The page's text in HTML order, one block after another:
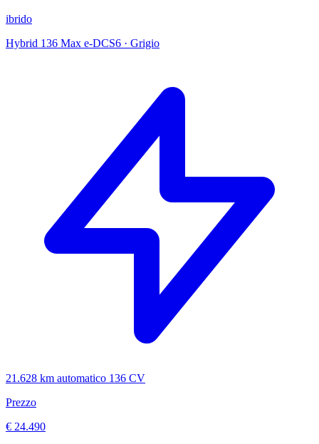
ibrido
Hybrid 136 Max e-DCS6 · Grigio
21.628 km automatico 136 CV
Prezzo
€ 24.490